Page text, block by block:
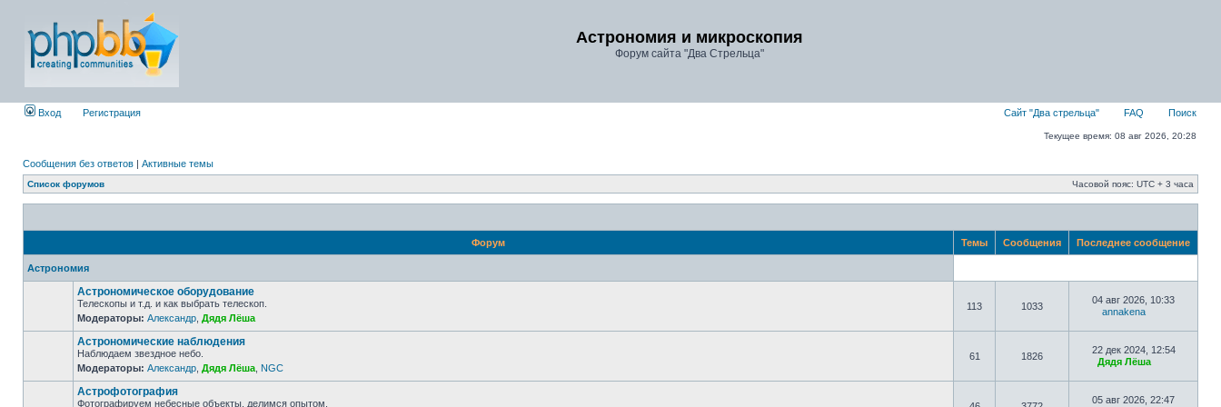
Астрономия и микроскопия
Форум сайта "Два Стрельца"
Вход Регистрация Сайт "Два стрельца" FAQ Поиск
Текущее время: 08 авг 2026, 20:28
Сообщения без ответов | Активные темы
Список форумов Часовой пояс: UTC + 3 часа
Форум Темы Сообщения Последнее сообщение
Астрономия
Астрономическое оборудование
Телескопы и т.д. и как выбрать телескоп.
Модераторы: Александр Дядя Лёша
113 1033
04 авг 2026, 10:33
annakena
Астрономические наблюдения
Наблюдаем звездное небо.
Модераторы: Александр Дядя Лёша NGC
61 1826
22 дек 2024, 12:54
Дядя Лёша
Астрофотография
Фотографируем небесные объекты, делимся опытом.
05 авг 2026, 22:47